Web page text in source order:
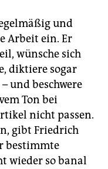
und
Arbeit ein. Er
wünsche sich
diktiere sogar
und beschwere
Ton bei
nicht passen.
gibt Friedrich
bestimmte
wieder so banal